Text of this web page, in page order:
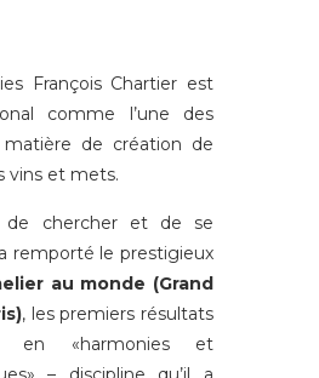
François Chartier est
comme l’une des
de création de
vins et mets.
de chercher et de se
remporté le prestigieux
au monde (Grand
, les premiers résultats
en «harmonies et